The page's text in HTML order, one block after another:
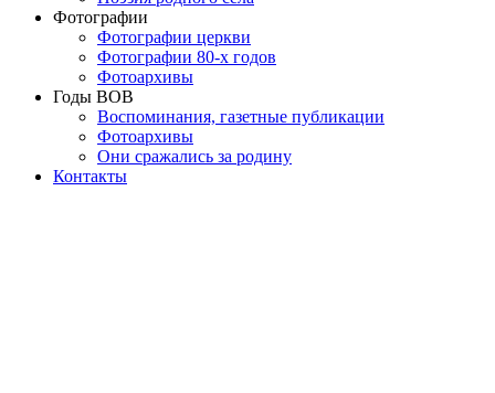
Фотографии
Фотографии церкви
Фотографии 80-х годов
Фотоархивы
Годы ВОВ
Воспоминания, газетные публикации
Фотоархивы
Они сражались за родину
Контакты